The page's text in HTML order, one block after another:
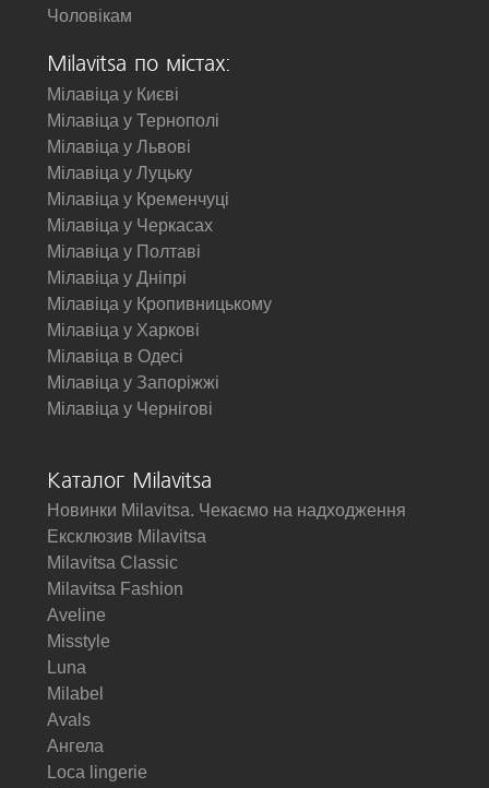
Чоловікам
Milavitsa по містах:
Мілавіца у Києві
Мілавіца у Тернополі
Мілавіца у Львові
Мілавіца у Луцьку
Мілавіца у Кременчуці
Мілавіца у Черкасах
Мілавіца у Полтаві
Мілавіца у Дніпрі
Мілавіца у Кропивницькому
Мілавіца у Харкові
Мілавіца в Одесі
Мілавіца у Запоріжжі
Мілавіца у Чернігові
Каталог Milavitsa
Новинки Milavitsa. Чекаємо на надходження
Ексклюзив Milavitsa
Milavitsa Classic
Milavitsa Fashion
Aveline
Misstyle
Luna
Milabel
Avals
Ангела
Loca lingerie